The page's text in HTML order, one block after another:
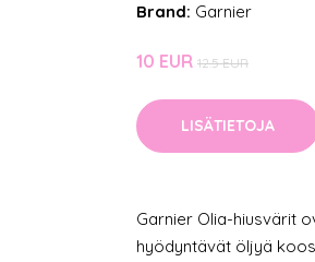
Brand: Garnier
10 EUR 12.5 EUR
LISÄTIETOJA
Garnier Olia-hiusvärit
hyödyntävät öljyä